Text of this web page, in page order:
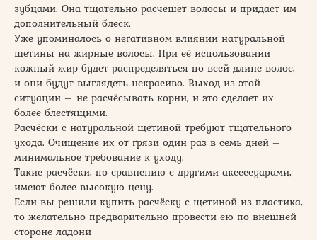
зубцами. Она тщательно расчешет волосы и придаст им
дополнительный блеск.
Уже упоминалось о негативном влиянии натуральной
щетины на жирные волосы. При её использовании
кожный жир будет распределяться по всей длине волос,
и они будут выглядеть некрасиво. Выход из этой
ситуации – не расчёсывать корни, и это сделает их
более блестящими.
Расчёски с натуральной щетиной требуют тщательного
ухода. Очищение их от грязи один раз в семь дней –
минимальное требование к уходу.
Такие расчёски, по сравнению с другими аксессуарами,
имеют более высокую цену.
Если вы решили купить расчёску с щетиной из пластика,
то желательно предварительно провести ею по внешней
стороне ладони